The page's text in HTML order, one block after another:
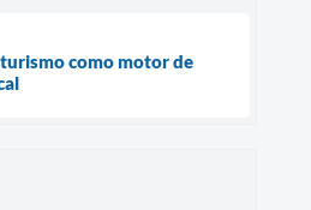
como motor de